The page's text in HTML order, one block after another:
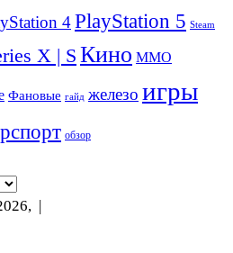
4PlayStation 5 Steam
X | S Кино ММО
Фановые гайд железо игры
обзор
|